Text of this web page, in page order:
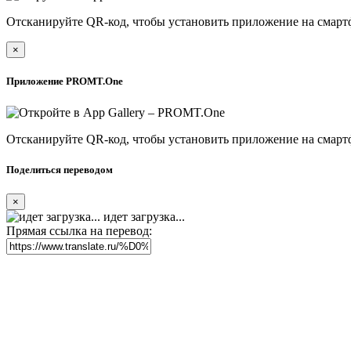
Отсканируйте QR-код, чтобы установить приложение на
×
Приложение PROMT.One
Отсканируйте QR-код, чтобы установить приложение на
Поделиться переводом
×
идет загрузка...
Прямая ссылка на перевод: